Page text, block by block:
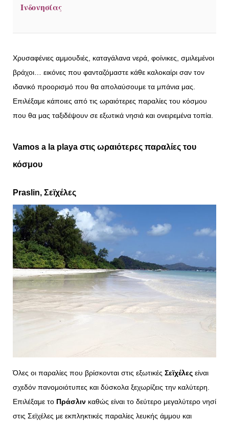
Ινδονησίας
Χρυσαφένιες αμμουδιές, καταγάλανα νερά, φοίνικες, σμιλεμένοι
βράχοι… εικόνες που φανταζόμαστε κάθε καλοκαίρι σαν τον
ιδανικό προορισμό που θα απολαύσουμε τα μπάνια μας.
Επιλέξαμε κάποιες από τις ωραιότερες παραλίες του κόσμου
που θα μας ταξιδέψουν σε εξωτικά νησιά και ονειρεμένα τοπία.
Vamos a la playa στις ωραιότερες παραλίες του
κόσμου
Praslin, Σεϊχέλες
Όλες οι παραλίες που βρίσκονται στις εξωτικές Σεϊχέλες είναι
σχεδόν πανομοιότυπες και δύσκολα ξεχωρίζεις την καλύτερη.
Επιλέξαμε το Πράσλιν καθώς είναι το δεύτερο μεγαλύτερο νησί
στις Σεϊχέλες με εκπληκτικές παραλίες λευκής άμμου και